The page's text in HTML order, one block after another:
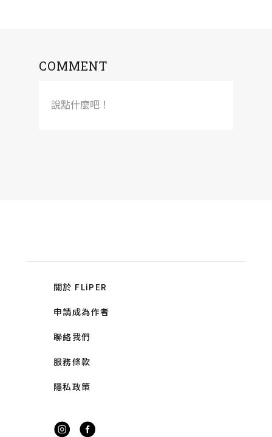
COMMENT
說點什麼吧！
關於 FLiPER
申請成為作者
聯絡我們
服務條款
隱私政策